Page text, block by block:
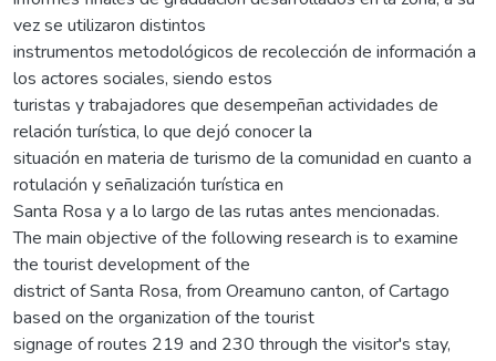
vez se utilizaron distintos
instrumentos metodológicos de recolección de información a
los actores sociales, siendo estos
turistas y trabajadores que desempeñan actividades de
relación turística, lo que dejó conocer la
situación en materia de turismo de la comunidad en cuanto a
rotulación y señalización turística en
Santa Rosa y a lo largo de las rutas antes mencionadas.
The main objective of the following research is to examine
the tourist development of the
district of Santa Rosa, from Oreamuno canton, of Cartago
based on the organization of the tourist
signage of routes 219 and 230 through the visitor's stay,